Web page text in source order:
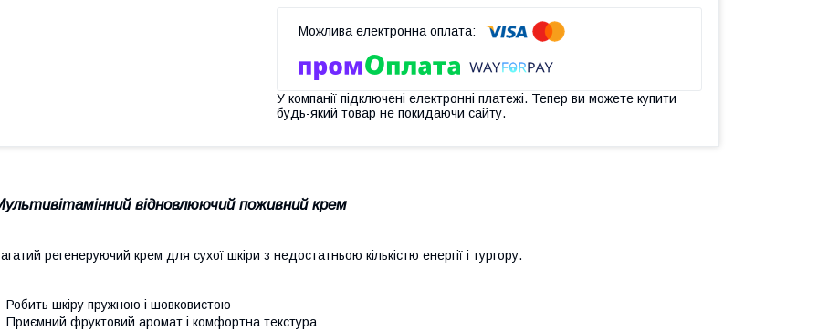
У компанії підключені електронні платежі. Тепер ви можете купити
будь-який товар не покидаючи сайту.
відновлюючий поживний крем
регенеруючий крем для сухої шкіри з недостатньою кількістю енергії і тургору.
Робить шкіру пружною і шовковистою
Приємний фруктовий аромат і комфортна текстура